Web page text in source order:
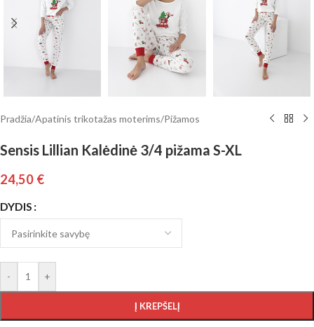
Pradžia/Apatinis trikotažas moterims/Pižamos
Sensis Lillian Kalėdinė 3/4 pižama S-XL
24,50 €
DYDIS
- +
Į KREPŠELĮ